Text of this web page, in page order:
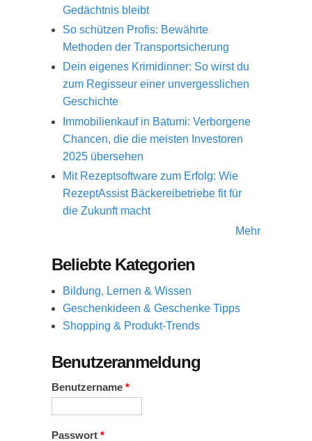
Gedächtnis bleibt
So schützen Profis: Bewährte
Methoden der Transportsicherung
Dein eigenes Krimidinner: So wirst du
zum Regisseur einer unvergesslichen
Geschichte
Immobilienkauf in Batumi: Verborgene
Chancen, die die meisten Investoren
2025 übersehen
Mit Rezeptsoftware zum Erfolg: Wie
RezeptAssist Bäckereibetriebe fit für
die Zukunft macht
Mehr
Beliebte Kategorien
Bildung, Lernen & Wissen
Geschenkideen & Geschenke Tipps
Shopping & Produkt-Trends
Benutzeranmeldung
Benutzername *
Passwort *